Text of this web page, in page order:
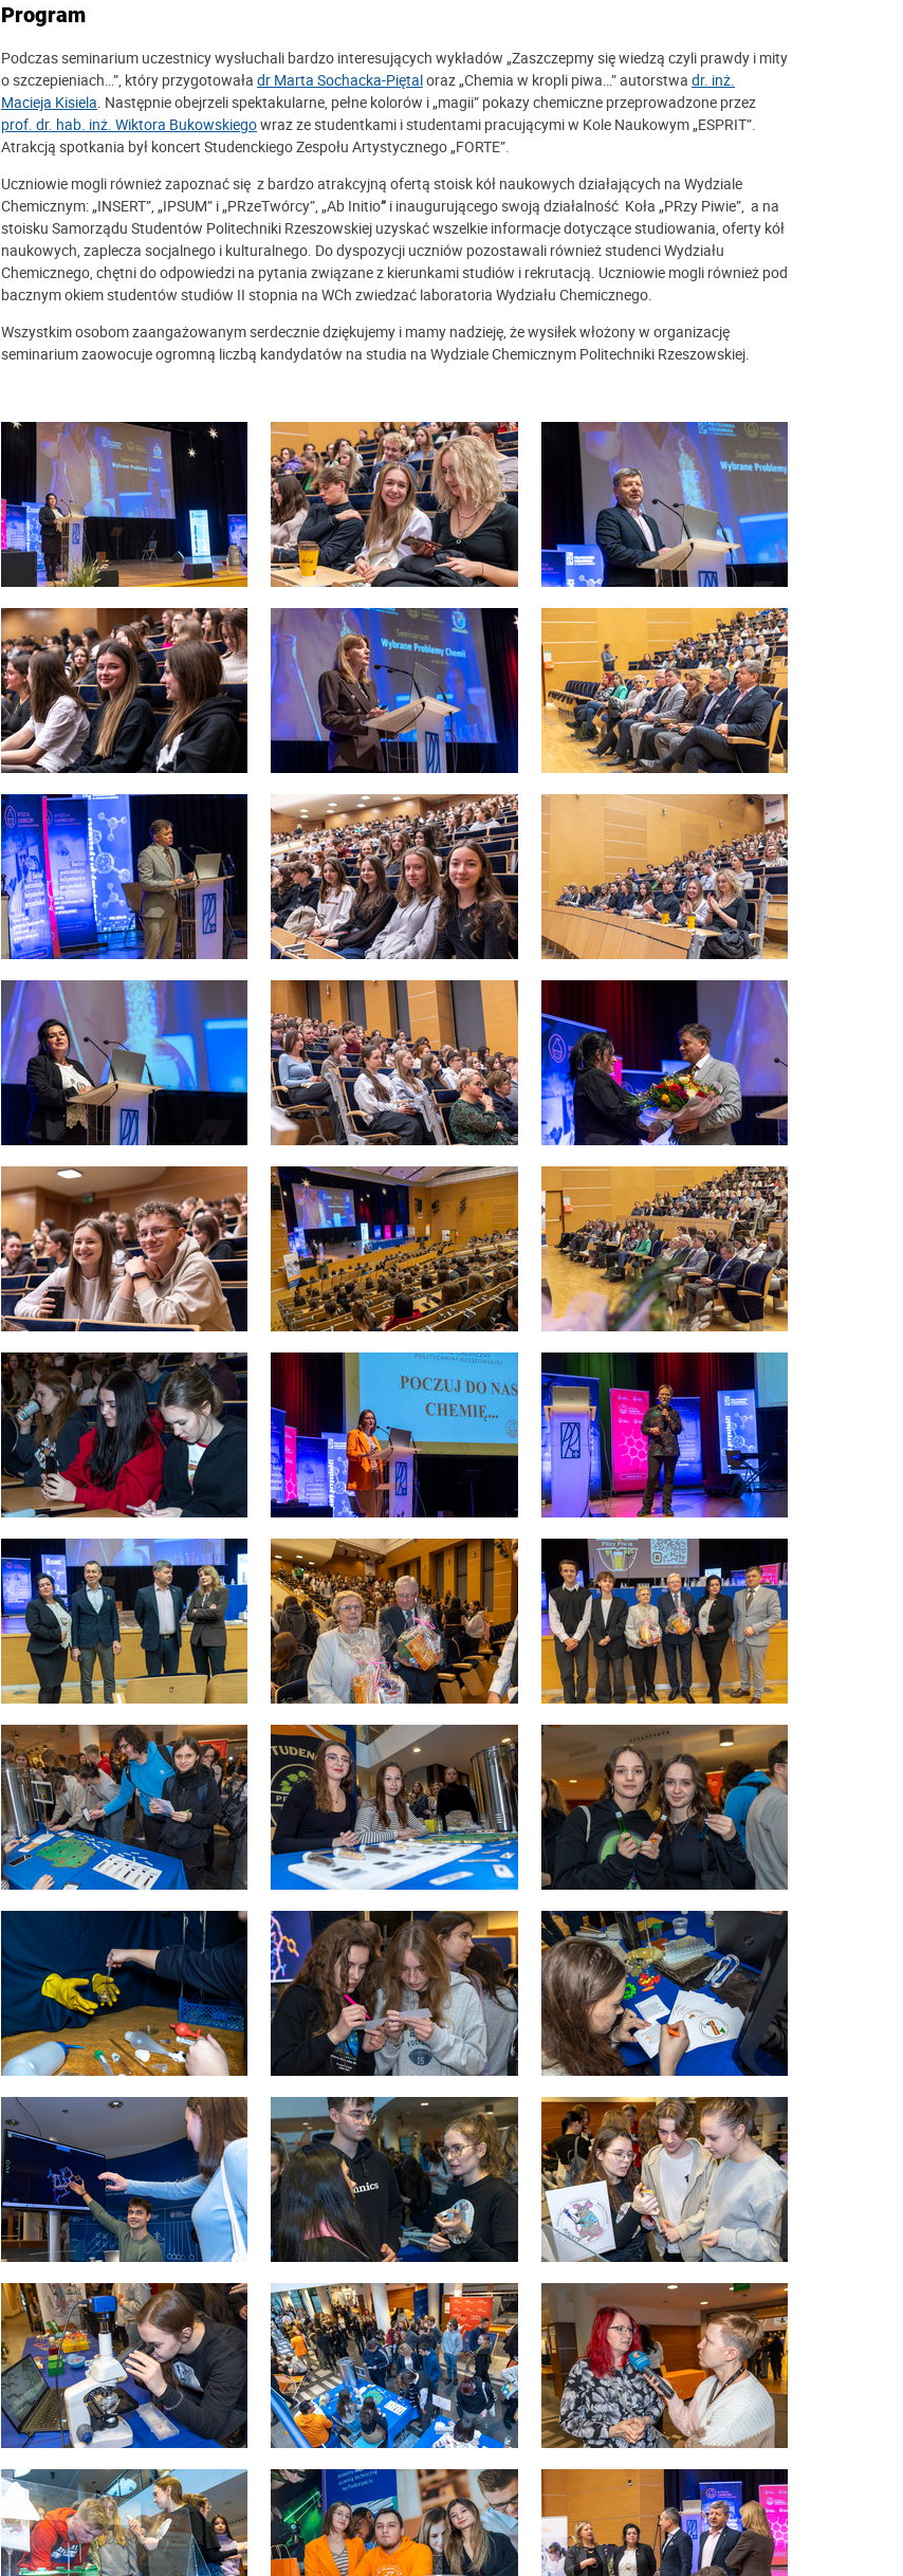
Program
Podczas seminarium uczestnicy wysłuchali bardzo interesujących wykładów „Zaszczepmy się wiedzą czyli prawdy i mity
o szczepieniach…”, który przygotowała dr Marta Sochacka-Piętaloraz „Chemia w kropli piwa…” autorstwa dr. inż.
Macieja Kisiela. Następnie obejrzeli spektakularne, pełne kolorów i „magii” pokazy chemiczne przeprowadzone przez
prof. dr. hab. inż. Wiktora Bukowskiegowraz ze studentkami i studentami pracującymi w Kole Naukowym „ESPRIT”.
Atrakcją spotkania był koncert Studenckiego Zespołu Artystycznego „FORTE”.
Uczniowie mogli również zapoznać się z bardzo atrakcyjną ofertą stoisk kół naukowych działających na Wydziale
Chemicznym: „INSERT”, „IPSUM” i „PRzeTwórcy”, „Ab Initio” i inaugurującego swoją działalność Koła „PRzy Piwie”, a na
stoisku Samorządu Studentów Politechniki Rzeszowskiej uzyskać wszelkie informacje dotyczące studiowania, oferty kół
naukowych, zaplecza socjalnego i kulturalnego. Do dyspozycji uczniów pozostawali również studenci Wydziału
Chemicznego, chętni do odpowiedzi na pytania związane z kierunkami studiów i rekrutacją. Uczniowie mogli również pod
bacznym okiem studentów studiów II stopnia na WCh zwiedzać laboratoria Wydziału Chemicznego.
Wszystkim osobom zaangażowanym serdecznie dziękujemy i mamy nadzieję, że wysiłek włożony w organizację
seminarium zaowocuje ogromną liczbą kandydatów na studia na Wydziale Chemicznym Politechniki Rzeszowskiej.